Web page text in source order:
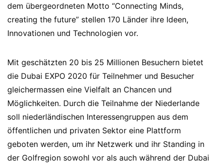
dem übergeordneten Motto “Connecting Minds,
creating the future” stellen 170 Länder ihre Ideen,
Innovationen und Technologien vor.
Mit geschätzten 20 bis 25 Millionen Besuchern bietet
die Dubai EXPO 2020 für Teilnehmer und Besucher
gleichermassen eine Vielfalt an Chancen und
Möglichkeiten. Durch die Teilnahme der Niederlande
soll niederländischen Interessengruppen aus dem
öffentlichen und privaten Sektor eine Plattform
geboten werden, um ihr Netzwerk und ihr Standing in
der Golfregion sowohl vor als auch während der Dubai